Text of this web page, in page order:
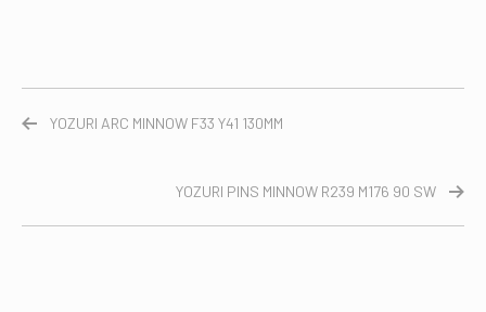
YOZURI ARC MINNOW F33 Y41 130MM
YOZURI PINS MINNOW R239 M176 90 SW